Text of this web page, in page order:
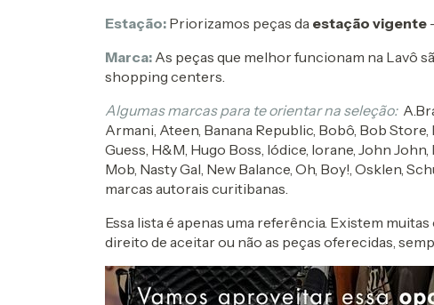
Estação: Priorizamos peças da estação vigente
Marca: As peças que melhor funcionam na Lavô
shopping centers.
Algumas marcas para te orientar na seleção:
Armani, Ateen, Banana Republic, Bobô, Bob
Guess, H&M, Hugo Boss, Iódice, Iorane, John
Mob, Nasty Gal, New Balance, Oh, Boy!, Osklen,
marcas autorais curitibanas.
Essa lista é apenas uma referência. Existem
direito de aceitar ou não as peças oferecidas,